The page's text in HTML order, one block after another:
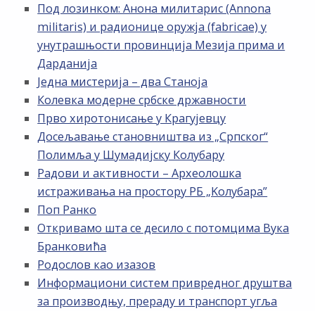
Под лозинком: Анона милитарис (Annona
militaris) и радионице оружја (fabricae) у
унутрашњости провинција Мезија прима и
Дарданија
Једна мистерија – два Станоја
Колевка модерне србске државности
Прво хиротонисање у Крагујевцу
Досељавање становништва из „Српског“
Полимља у Шумадијску Колубару
Радови и активности – Археолошка
истраживања на простору РБ „Kолубара”
Поп Ранко
Откривамо шта се десило с потомцима Вука
Бранковића
Родослов као изазов
Информациони систем привредног друштва
за производњу, прераду и транспорт угља